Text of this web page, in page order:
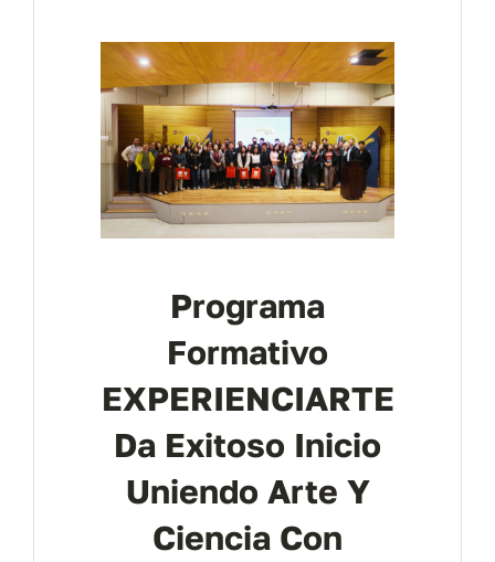
Programa
Formativo
EXPERIENCIARTE
Da Exitoso Inicio
Uniendo Arte Y
Ciencia Con